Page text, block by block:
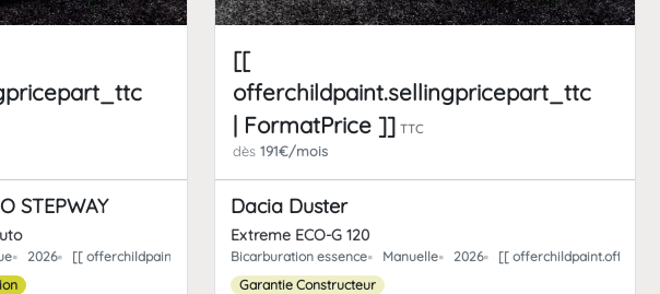
STEPWAY
2026
[[ offerchildpaint.offerchild_km | FormatNumber ]] kms
[[
offerchildpaint.sellingpricepart_ttc
| FormatPrice ]] TTC
dès 191€/mois
Dacia Duster
Extreme ECO-G 120
Bicarburation essence Manuelle 2026
[[
Garantie Constructeur